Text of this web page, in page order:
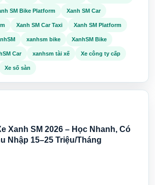
SM Bike Platform Xanh SM Car
Xanh SM Car Taxi Xanh SM Platform
xanhsm bike XanhSM Bike
Car xanhsm tài xế Xe công ty cấp
Xe số sàn
Xanh SM 2026 – Học Nhanh, Có
Nhập 15–25 Triệu/Tháng